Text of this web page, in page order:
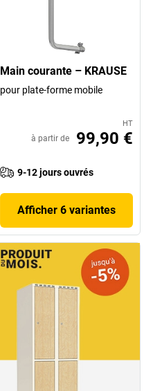
Main courante – KRAUSE
pour plate-forme mobile
HT
à partir de 99,90 €
9-12 jours ouvrés
Afficher 6 variantes